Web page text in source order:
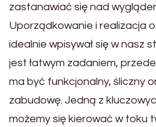
zastanawiać się nad
Uporządkowanie i realizacja
idealnie wpisywał się w nasz
jest łatwym zadaniem,
ma być funkcjonalny, śliczny
zabudowę. Jedną z
możemy się kierować w toku